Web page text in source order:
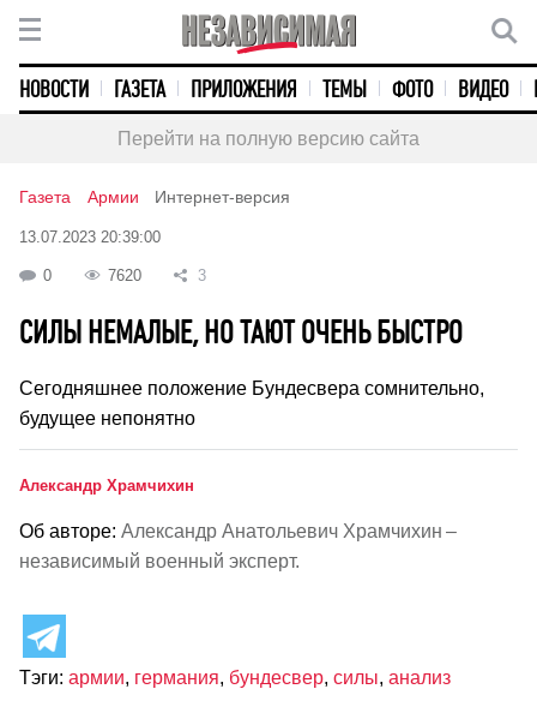
НОВОСТИ ГАЗЕТА ПРИЛОЖЕНИЯ ТЕМЫ ФОТО ВИДЕО
Перейти на полную версию сайта
Газета Армии Интернет-версия
13.07.2023 20:39:00
0 7620 3
СИЛЫ НЕМАЛЫЕ, НО ТАЮТ ОЧЕНЬ БЫСТРО
Сегодняшнее положение Бундесвера сомнительно,
будущее непонятно
Александр Храмчихин
Об авторе: Александр Анатольевич Храмчихин –
независимый военный эксперт.
Тэги: армии, германия, бундесвер, силы, анализ